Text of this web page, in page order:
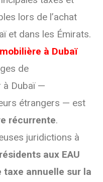
lors de l’achat
et dans les Émirats.
à Dubaï
de
à Dubaï —
étrangers — est
récurrente.
juridictions à
aux EAU
taxe annuelle sur la